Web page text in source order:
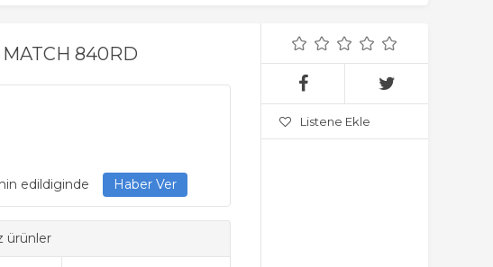
840RD
edildiginde
ürünler
Listene Ekle